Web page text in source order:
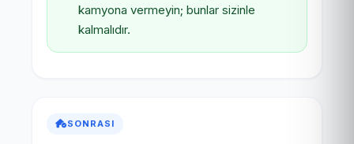
kamyona vermeyin; bunlar sizinle
kalmalıdır.
SONRASI